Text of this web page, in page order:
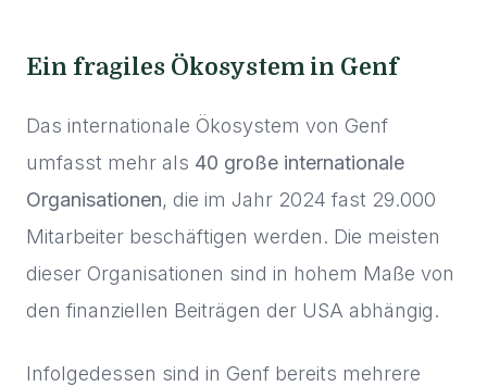
Ein fragiles Ökosystem in Genf
Das internationale Ökosystem von Genf
umfasst mehr als 40 große internationale
Organisationen, die im Jahr 2024 fast 29.000
Mitarbeiter beschäftigen werden. Die meisten
dieser Organisationen sind in hohem Maße von
den finanziellen Beiträgen der USA abhängig.
Infolgedessen sind in Genf bereits mehrere